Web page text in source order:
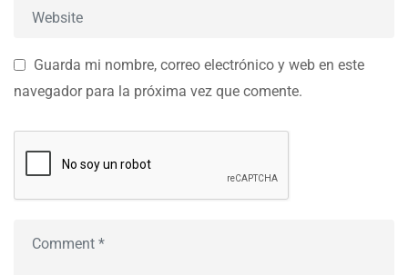
Guarda mi nombre, correo electrónico y web en este
navegador para la próxima vez que comente.